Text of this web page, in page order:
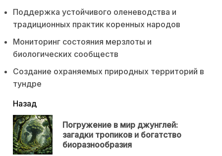
Поддержка устойчивого оленеводства и
традиционных практик коренных народов
Мониторинг состояния мерзлоты и
биологических сообществ
Создание охраняемых природных территорий в
тундре
читать
еще
Назад
Погружение в мир джунглей:
загадки тропиков и богатство
биоразнообразия